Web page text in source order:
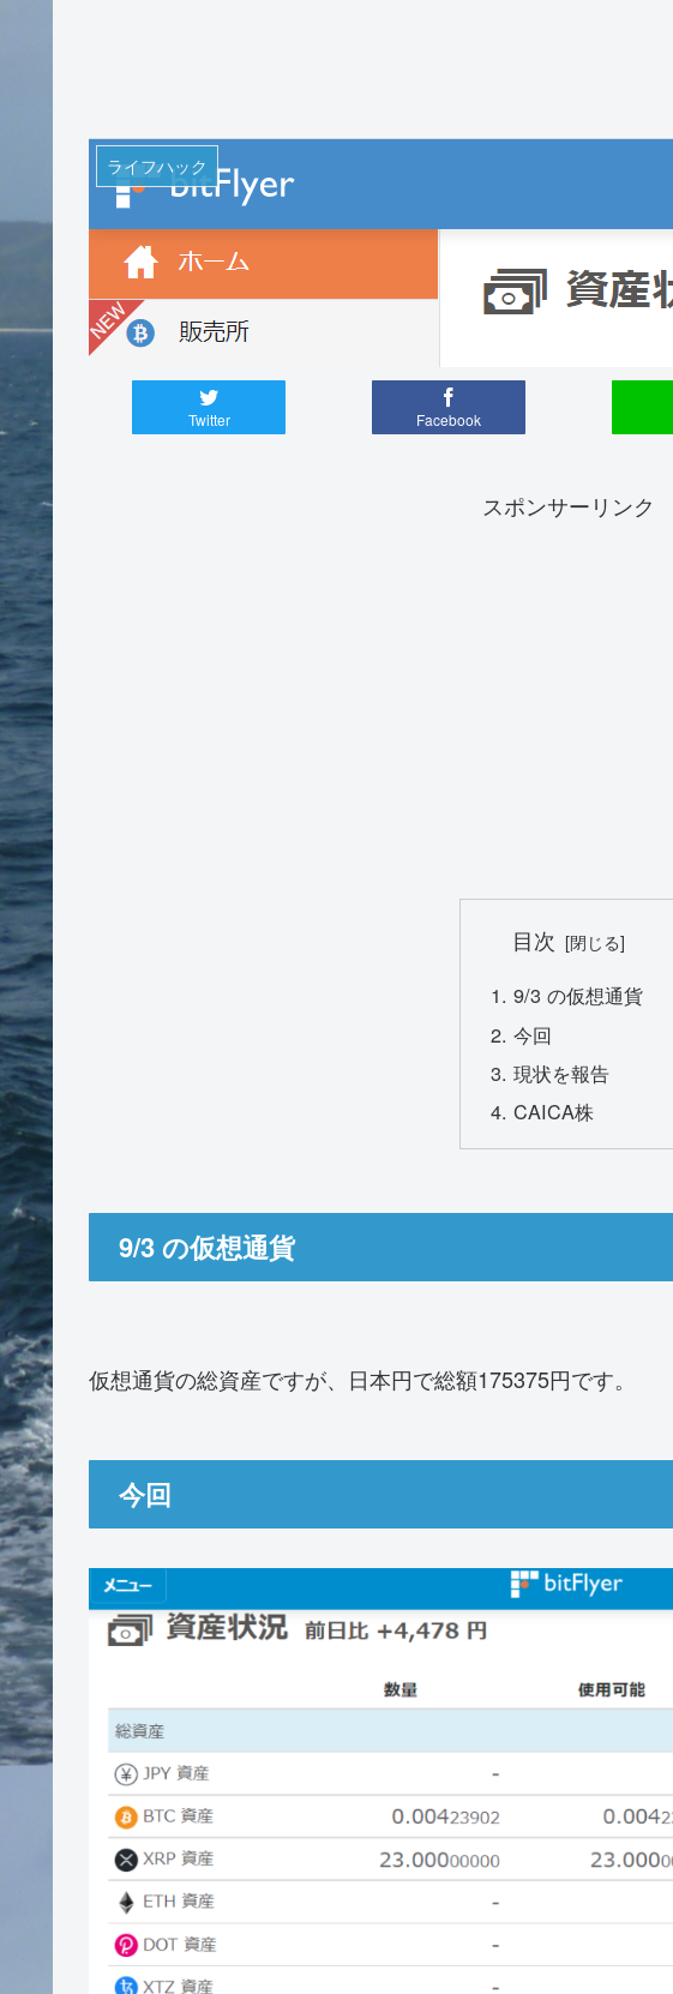
ライフハック
Twitter Facebook
スポンサーリンク
目次
9/3 の仮想通貨
今回
現状を報告
CAICA株
9/3 の仮想通貨
仮想通貨の総資産ですが、日本円で総額175375円です。
今回